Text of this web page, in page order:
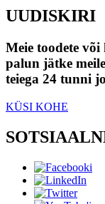
UUDISKIRI
Meie toodete
palun jätke
teiega 24 tunni
KÜSI KOHE